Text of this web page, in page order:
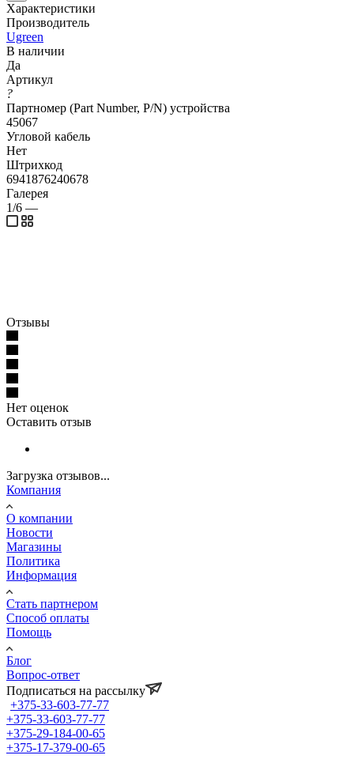
Характеристики
Производитель
Ugreen
В наличии
Да
Артикул
?
Партномер (Part Number, P/N) устройства
45067
Угловой кабель
Нет
Штрихкод
6941876240678
Галерея
1/6 —
Отзывы
Нет оценок
Оставить отзыв
Загрузка отзывов...
Компания
О компании
Новости
Магазины
Политика
Информация
Стать партнером
Способ оплаты
Помощь
Блог
Вопрос-ответ
Подписаться на рассылку
+375-33-603-77-77
+375-33-603-77-77
+375-29-184-00-65
+375-17-379-00-65